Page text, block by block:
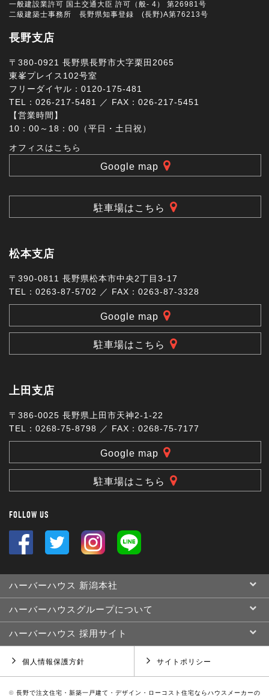
一般建設業許可 国土交通大臣 許可（般- 4） 第26981号
二級建築士事務所 長野県知事登録 (長野)A第76213号
長野支店
〒380-0921 長野県長野市大字栗田2065
東峯プレイス102号室
フリーダイヤル：0120-175-481
TEL：026-217-5481 ／ FAX：026-217-5451
【営業時間】
10：00～18：00（平日・土日祝）
オフィスはこちら
Google map
駐車場はこちら
松本支店
〒390-0811 長野県松本市中央2丁目3-17
TEL：0263-87-5702 ／ FAX：0263-87-3328
Google map
駐車場はこちら
上田支店
〒386-0025 長野県上田市天神2-1-22
TEL：0268-75-8798 ／ FAX：0268-75-7177
Google map
駐車場はこちら
FOLLOW US
ハーバーハウス 新潟本社
ハーバーハウスグループについて
ハーバーハウス 採用サイト
個人情報保護方針 サイトポリシー
© 長野で注文住宅・新築一戸建て・デザイン・ローコスト住宅ならハウスメーカーの